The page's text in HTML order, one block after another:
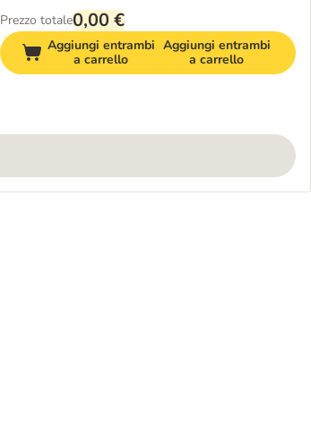
Prezzo totale0,00 €
Aggiungi entrambi
a carrello
Aggiungi entrambi
a carrello